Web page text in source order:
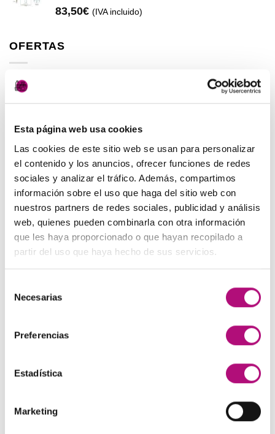
Esta página web usa cookies
Las cookies de este sitio web se usan para personalizar
el contenido y los anuncios, ofrecer funciones de redes
sociales y analizar el tráfico. Además, compartimos
información sobre el uso que haga del sitio web con
nuestros partners de redes sociales, publicidad y análisis
web, quienes pueden combinarla con otra información
que les haya proporcionado o que hayan recopilado a
partir del uso que haya hecho de sus servicios.
Necesarias
Preferencias
Estadística
Marketing
83,50€ (IVA incluido)
OFERTAS
Elisièr Instant Bond Tratamiento
137,00€ El
original
era:
137,00€.
130,00€El
actual
es:
130,00€.
(IVA incluido)
48,00€ El
precio
original
era:
48,00€.
45,00 €El
precio
actual
es:
45,00€.
(IVA incluido)
Paleta de Maquillaje Avon
32,99
El
era:
32,99€.
28,50
precio
es:
28,50€.
(IVA incluido)
Maquíllate
11,99€ El
8,50€El(IVA incluido)
MEJOR VALORADOS
Pendientes Negro